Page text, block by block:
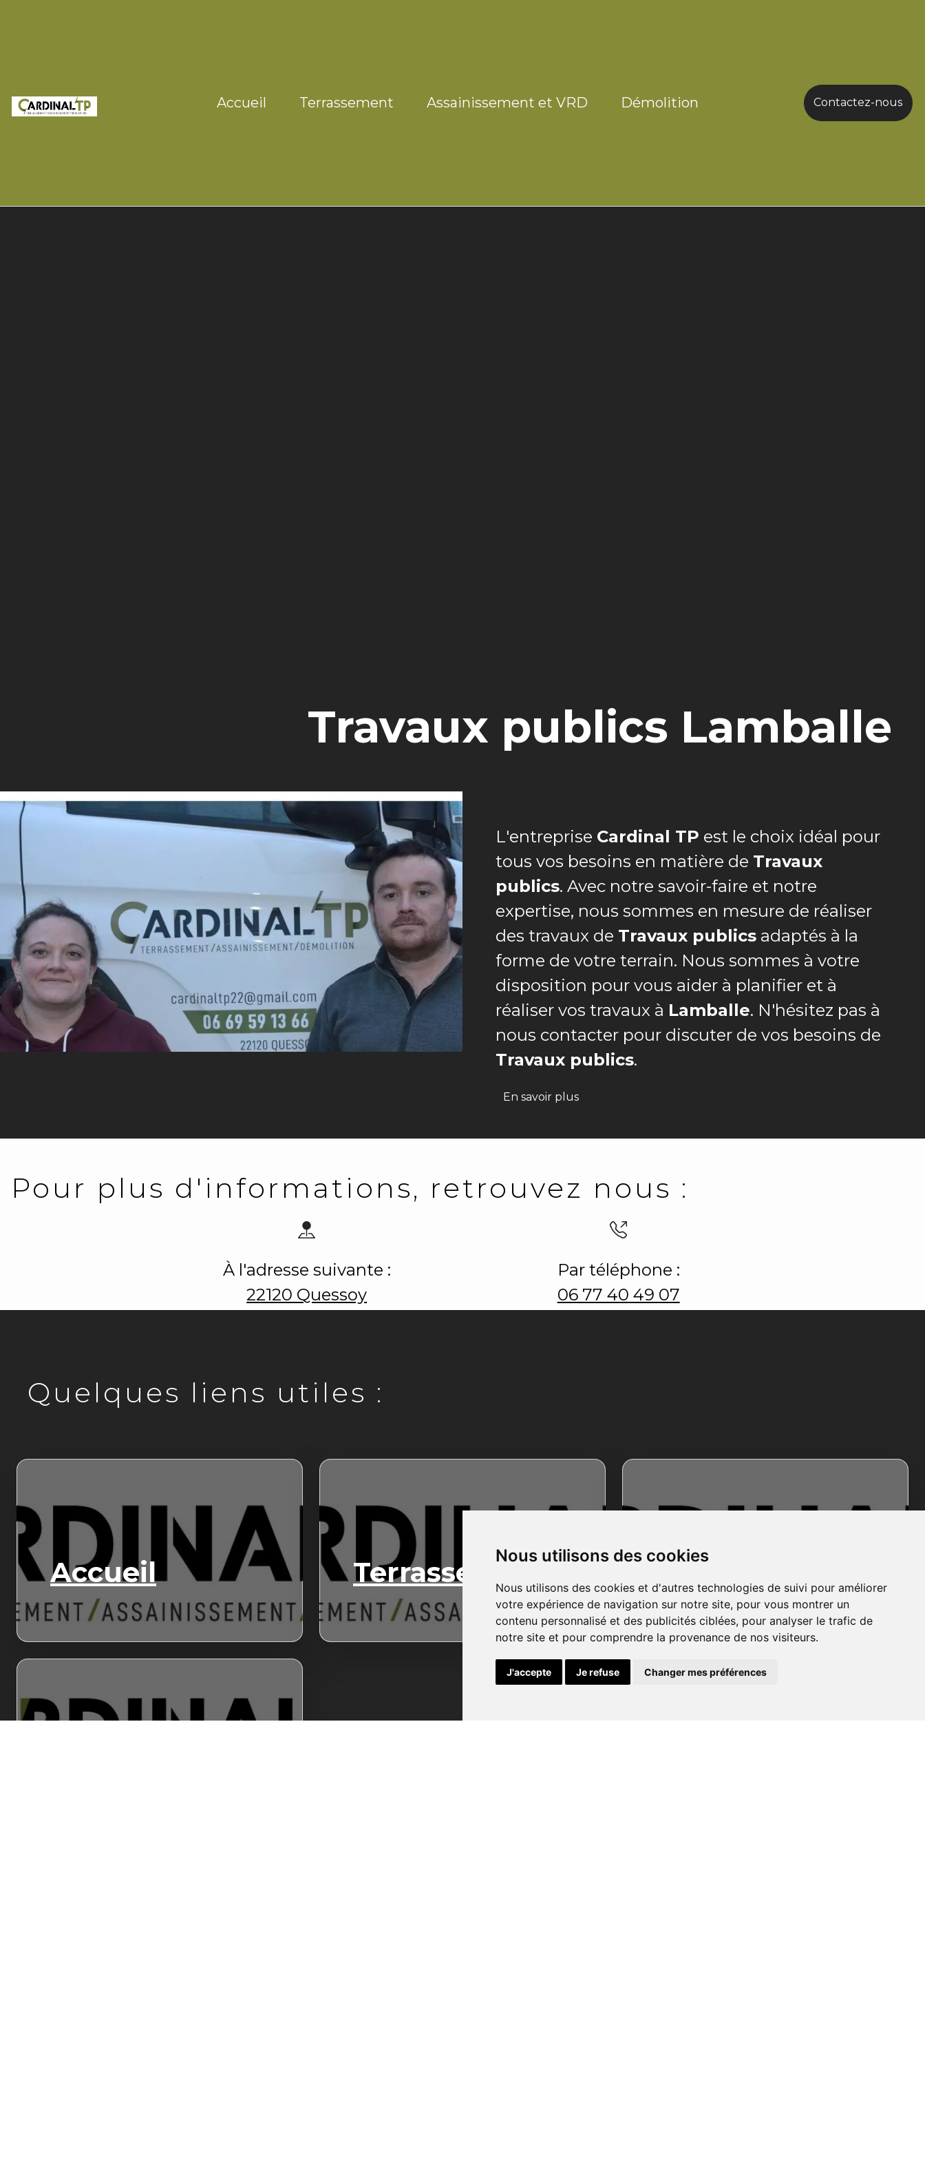
Nous utilisons des cookies
Nous utilisons des cookies et d'autres technologies de suivi pour améliorer
votre expérience de navigation sur notre site, pour vous montrer un
contenu personnalisé et des publicités ciblées, pour analyser le trafic de
notre site et pour comprendre la provenance de nos visiteurs.
J'accepte Je refuse Changer mes préférences
Accueil Terrassement Assainissement et VRD Démolition Contactez-nous
Travaux publics Lamballe
L'entreprise Cardinal TP est le choix idéal pour
tous vos besoins en matière de Travaux
publics. Avec notre savoir-faire et notre
expertise, nous sommes en mesure de réaliser
des travaux de Travaux publics adaptés à la
forme de votre terrain. Nous sommes à votre
disposition pour vous aider à planifier et à
réaliser vos travaux à Lamballe. N'hésitez pas à
nous contacter pour discuter de vos besoins de
Travaux publics.
En savoir plus
Pour plus d'informations, retrouvez nous :
À l'adresse suivante :
22120 Quessoy
Par téléphone :
06 77 40 49 07
Quelques liens utiles :
Accueil Terrassement
Assainissemen
t et VRD